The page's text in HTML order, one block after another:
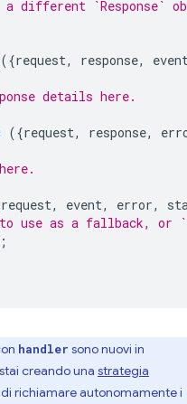
different `Response`
({request, response,
details here.
({request, response,
request, event, error,
to use as a fallback, or
;
handler sono nuovi in
creando una strategia
richiamare autonomamente i